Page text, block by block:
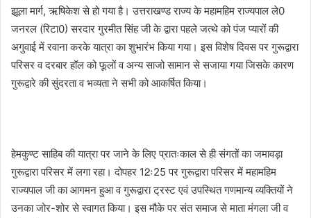
झूला मार्ग, ऋषिकेश से हो गया है। उत्तराखण्ड राज्य के महामहिम राज्यपाल ले0
जनरल (रिटा0) सरदार गुरमीत सिंह जी के द्वारा पहले जत्थे को पंज प्यारों की
अगुवाई में रवाना करके यात्रा का शुभारंभ किया गया। इस विशेष दिवस पर गुरूद्वारा
परिसर व दरबार हॉल को फूलों व अन्य साजो सामान से सजाया गया जिसके कारण
गुरूद्वारे की सुंदरता व भव्यता ने सभी को आकर्षित किया।
हेमकुण्ट साहिब की यात्रा पर जाने के लिए प्रातःकाल से ही संगतों का जमावड़ा
गुरूद्वारा परिसर में लगा रहा। दोपहर 12ः25 पर गुरूद्वारा परिसर में महामहिम
राज्यपाल जी का आगमन हुआ व गुरूद्वारा ट्रस्ट एवं उपस्थित गणमान्य व्यक्तियों ने
उनका जोर-शोर से स्वागत किया। इस मौके पर संत समाज से माता मंगला जी व